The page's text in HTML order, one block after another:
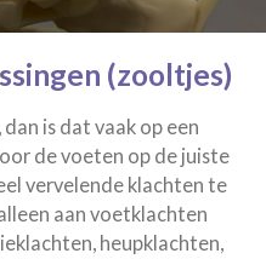
(zooltjes)
is dat vaak op een
de voeten op de juiste
vervelende klachten te
aan voetklachten
heupklachten,